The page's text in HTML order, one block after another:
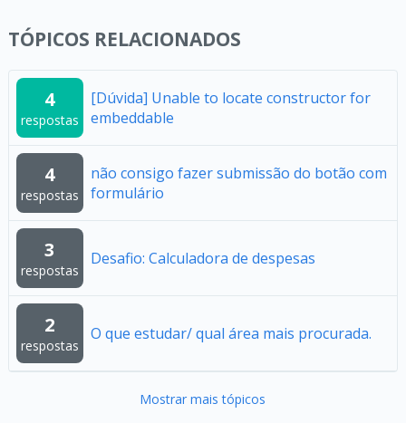
TÓPICOS RELACIONADOS
4
respostas
[Dúvida] Unable to locate constructor for
embeddable
4
respostas
não consigo fazer submissão do botão com
formulário
3
respostas
Desafio: Calculadora de despesas
2
respostas
O que estudar/ qual área mais procurada.
Mostrar mais tópicos